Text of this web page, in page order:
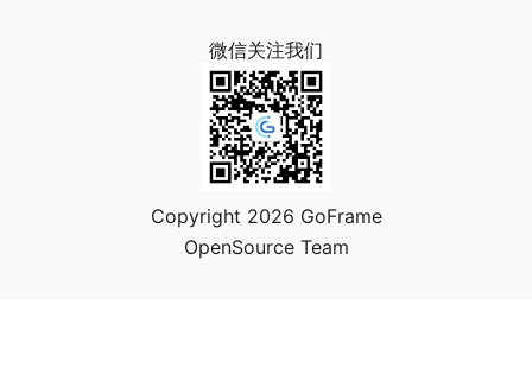
微信关注我们
Copyright 2026 GoFrame
OpenSource Team